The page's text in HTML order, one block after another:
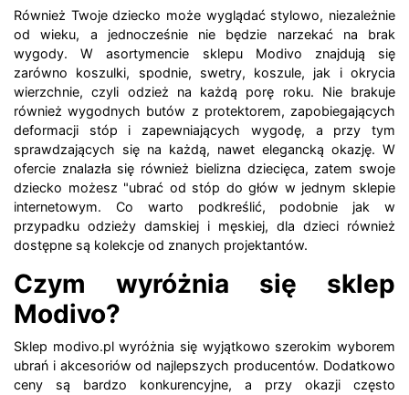
Również Twoje dziecko może wyglądać stylowo, niezależnie
od wieku, a jednocześnie nie będzie narzekać na brak
wygody. W asortymencie sklepu Modivo znajdują się
zarówno koszulki, spodnie, swetry, koszule, jak i okrycia
wierzchnie, czyli odzież na każdą porę roku. Nie brakuje
również wygodnych butów z protektorem, zapobiegających
deformacji stóp i zapewniających wygodę, a przy tym
sprawdzających się na każdą, nawet elegancką okazję. W
ofercie znalazła się również bielizna dziecięca, zatem swoje
dziecko możesz "ubrać od stóp do głów w jednym sklepie
internetowym. Co warto podkreślić, podobnie jak w
przypadku odzieży damskiej i męskiej, dla dzieci również
dostępne są kolekcje od znanych projektantów.
Czym wyróżnia się sklep
Modivo?
Sklep modivo.pl wyróżnia się wyjątkowo szerokim wyborem
ubrań i akcesoriów od najlepszych producentów. Dodatkowo
ceny są bardzo konkurencyjne, a przy okazji często